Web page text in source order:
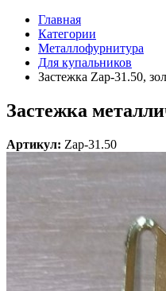
Главная
Категории
Металлофурнитура
Для купальников
Застежка Zap-31.50,
Застежка
Артикул: Zap-31.50